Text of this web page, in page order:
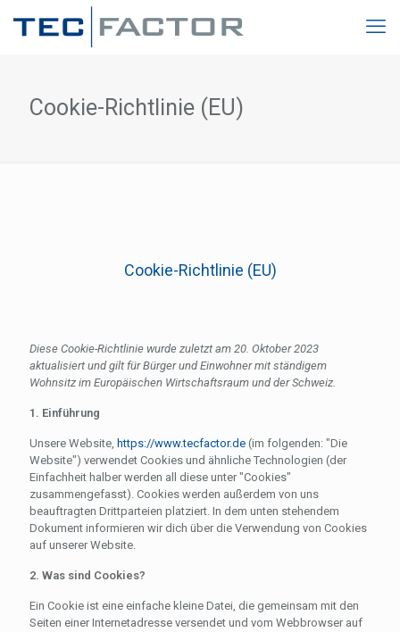
Cookie-Richtlinie (EU)
Cookie-Richtlinie (EU)
Diese Cookie-Richtlinie wurde zuletzt am 20. Oktober 2023
aktualisiert und gilt für Bürger und Einwohner mit ständigem
Wohnsitz im Europäischen Wirtschaftsraum und der Schweiz.
1. Einführung
Unsere Website, https://www.tecfactor.de (im folgenden: "Die
Website") verwendet Cookies und ähnliche Technologien (der
Einfachheit halber werden all diese unter "Cookies"
zusammengefasst). Cookies werden außerdem von uns
beauftragten Drittparteien platziert. In dem unten stehendem
Dokument informieren wir dich über die Verwendung von Cookies
auf unserer Website.
2. Was sind Cookies?
Ein Cookie ist eine einfache kleine Datei, die gemeinsam mit den
Seiten einer Internetadresse versendet und vom Webbrowser auf